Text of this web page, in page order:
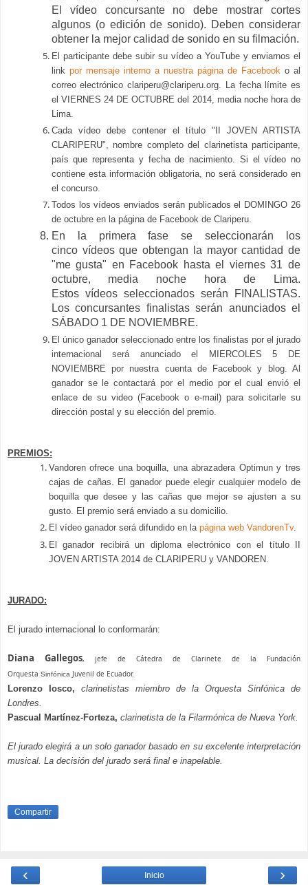
El vídeo concursante no debe mostrar cortes
algunos (o edición de sonido). Deben considerar
obtener la mejor calidad de sonido en su filmación.
El participante debe subir su vídeo a YouTube y enviarnos el
link por mensaje interno a nuestra página de Facebook o al
correo electrónico clariperu@clariperu.org. La fecha límite es
el VIERNES 24 DE OCTUBRE del 2014, media noche hora de
Lima.
Cada vídeo debe contener el título "II JOVEN ARTISTA
CLARIPERU", nombre completo del clarinetista participante,
país que representa y fecha de nacimiento. Si el vídeo no
contiene esta información obligatoria, no será considerado en
el concurso.
Todos los vídeos enviados serán publicados el DOMINGO 26
de octubre en la página de Facebook de Clariperu.
En la primera fase se seleccionarán los
cinco vídeos que obtengan la mayor cantidad de
"me gusta" en Facebook hasta el viernes 31 de
octubre, media noche hora de Lima.
Estos vídeosseleccionados serán FINALISTAS.
Los concursantes finalistas serán anunciados el
SÁBADO 1 DE NOVIEMBRE.
El único ganador seleccionado entre los finalistas por el jurado
internacional será anunciado el MIERCOLES 5 DE
NOVIEMBRE por nuestra cuenta de Facebook y blog. Al
ganador se le contactará por el medio por el cual envió el
enlace de su video (Facebook o e-mail) para solicitarle su
dirección postal y su elección del premio.
PREMIOS:
Vandoren ofrece una boquilla, una abrazadera Optimun y tres
cajas de cañas. El ganador puede elegir cualquier modelo de
boquilla que desee y las cañas que mejor se ajusten a su
gusto. El premio será enviado a su domicilio.
El vídeo ganador será difundido en la página web VandorenTv.
El ganador recibirá un diploma electrónico con el título II
JOVEN ARTISTA 2014 de CLARIPERU y VANDOREN.
JURADO:
El jurado internacional lo conformarán:
Diana Gallegos, jefe de Cátedra de Clarinete de la Fundación
Orquesta Sinfónica Juvenil de Ecuador.
Lorenzo Iosco, clarinetistas miembro de la Orquesta Sinfónica de
Londres.
Pascual Martínez-Forteza, clarinetista de la Filarmónica de Nueva York.
El jurado elegirá a un solo ganador basado en su excelente interpretación
musical. La decisión del jurado será final e inapelable.
Compartir
‹ ›
Inicio